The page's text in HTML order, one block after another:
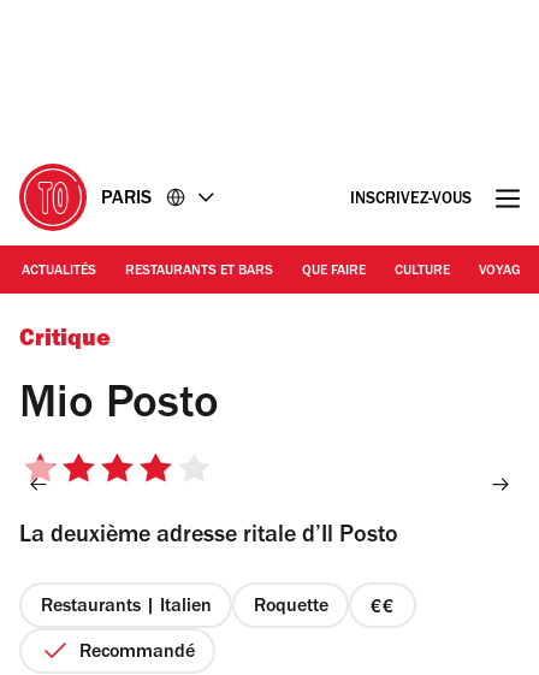
PARIS INSCRIVEZ-VOUS
ACTUALITÉS RESTAURANTS ET BARS QUE FAIRE CULTURE VOYAGE
mio Posto ©ZT
Critique
Mio Posto
4
5
La deuxième adresse ritale d’Il Posto
Restaurants | Italien Roquette
prix
Recommandé